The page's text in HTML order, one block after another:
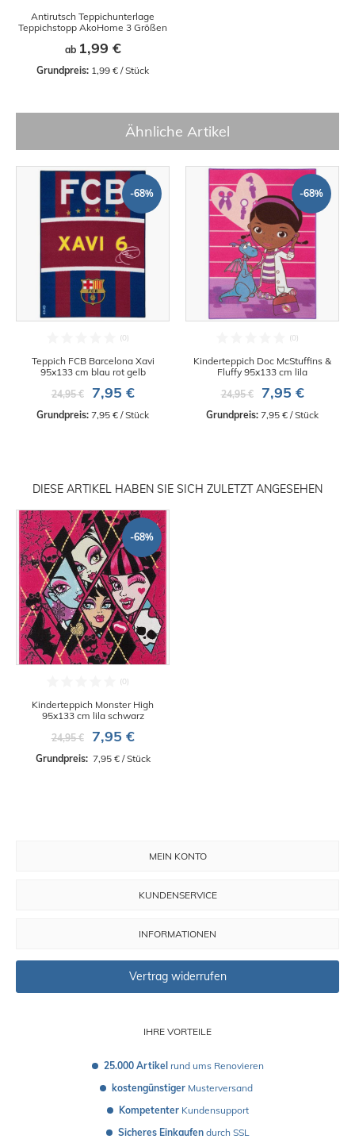
Antirutsch Teppichunterlage
Teppichstopp AkoHome 3 Größen
ab 1,99 €
Grundpreis: 1,99 € / Stück
Ähnliche Artikel
-68%
Teppich FCB Barcelona Xavi
95x133 cm blau rot gelb
24,95 €
7,95 €
Grundpreis: 7,95 € / Stück
-68%
Kinderteppich Doc McStuffins &
Fluffy 95x133 cm lila
24,95 €
7,95 €
Grundpreis: 7,95 € / Stück
DIESE ARTIKEL HABEN SIE SICH ZULETZT ANGESEHEN
-68%
Kinderteppich Monster High
95x133 cm lila schwarz
24,95 €
7,95 €
Grundpreis: 7,95 € / Stück
IHRE VORTEILE
25.000 Artikel rund ums Renovieren
kostengünstiger Musterversand
Kompetenter Kundensupport
Sicheres Einkaufen durch SSL
MEIN KONTO
KUNDENSERVICE
INFORMATIONEN
Vertrag widerrufen